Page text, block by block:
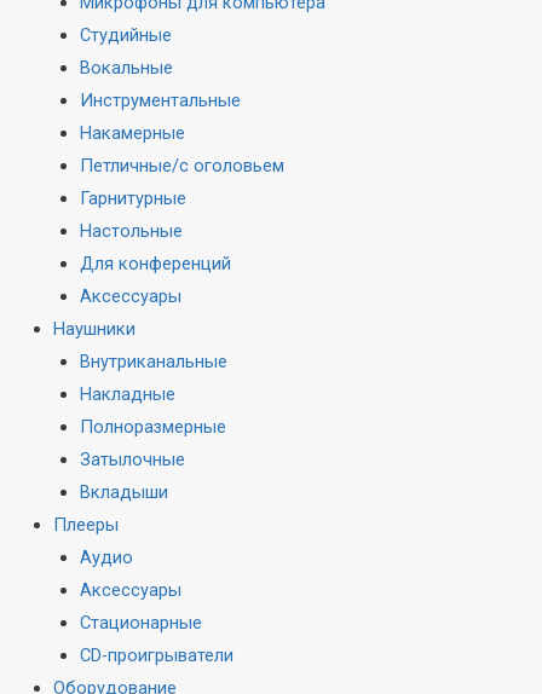
Студийные
Вокальные
Инструментальные
Накамерные
Петличные/с оголовьем
Гарнитурные
Настольные
Для конференций
Аксессуары
Наушники
Внутриканальные
Накладные
Полноразмерные
Затылочные
Вкладыши
Плееры
Аудио
Аксессуары
Стационарные
CD-проигрыватели
Оборудование